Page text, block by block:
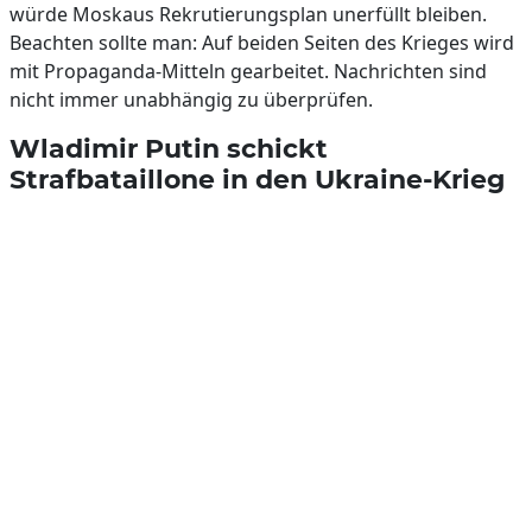
würde Moskaus Rekrutierungsplan unerfüllt bleiben.
Beachten sollte man: Auf beiden Seiten des Krieges wird
mit Propaganda-Mitteln gearbeitet. Nachrichten sind
nicht immer unabhängig zu überprüfen.
Wladimir Putin schickt
Strafbataillone in den Ukraine-Krieg